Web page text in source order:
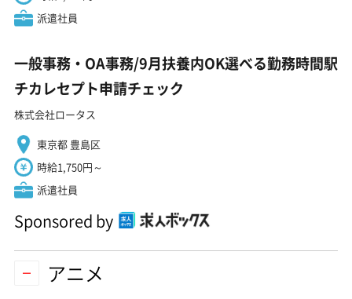
派遣社員
一般事務・OA事務/9月扶養内OK選べる勤務時間駅
チカレセプト申請チェック
株式会社ロータス
東京都 豊島区
時給1,750円～
派遣社員
Sponsored by
アニメ